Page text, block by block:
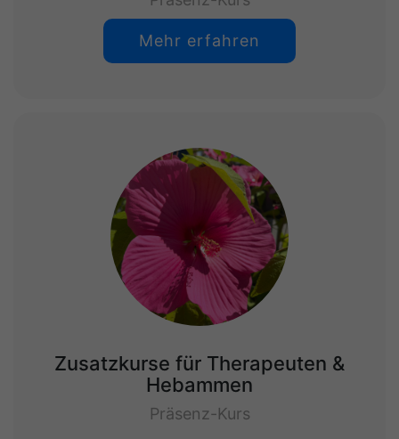
Mehr erfahren
Zusatzkurse für Therapeuten &
Hebammen
Präsenz-Kurs